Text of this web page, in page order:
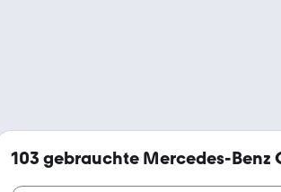
103 gebrauchte Mercedes-Benz